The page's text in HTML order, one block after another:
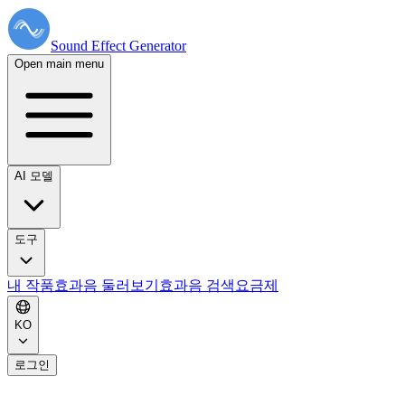
Sound Effect Generator
Open main menu
AI 모델
도구
내 작품효과음 둘러보기 효과음 검색 요금제
KO
로그인